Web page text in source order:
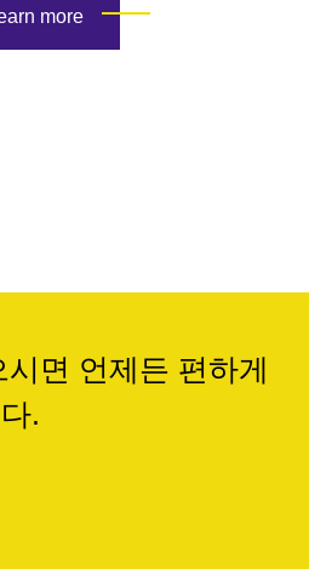
more
면 언제든 편하게
.